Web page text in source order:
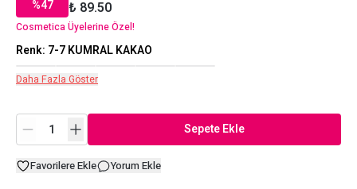
%47 ₺ 89.50
Cosmetica Üyelerine Özel!
Renk: 7-7 KUMRAL KAKAO
Daha Fazla Göster
Sepete Ekle
Favorilere Ekle Yorum Ekle